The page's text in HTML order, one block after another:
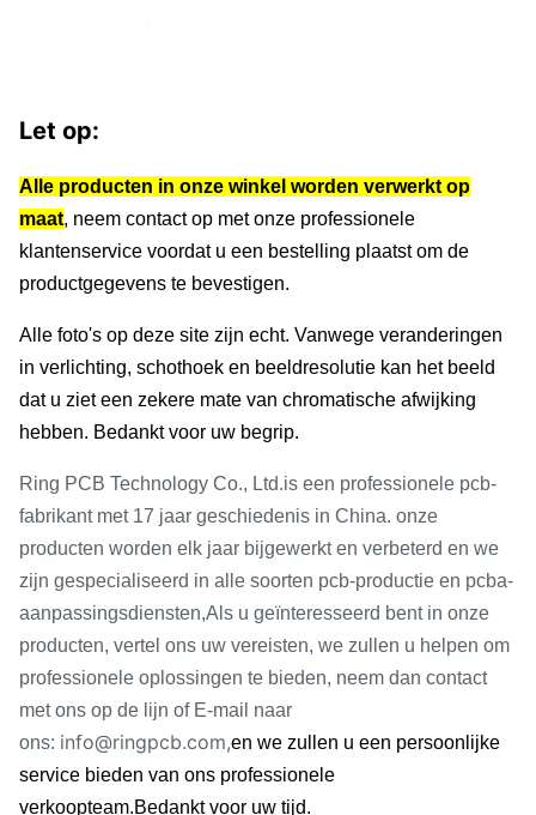
Let op:
Alle producten in onze winkel worden verwerkt op
maat, neem contact op met onze professionele
klantenservice voordat u een bestelling plaatst om de
productgegevens te bevestigen.
Alle foto's op deze site zijn echt. Vanwege veranderingen
in verlichting, schothoek en beeldresolutie kan het beeld
dat u ziet een zekere mate van chromatische afwijking
hebben. Bedankt voor uw begrip.
Ring PCB Technology Co., Ltd.is een professionele pcb-
fabrikant met 17 jaar geschiedenis in China. onze
producten worden elk jaar bijgewerkt en verbeterd en we
zijn gespecialiseerd in alle soorten pcb-productie en pcba-
aanpassingsdiensten,Als u geïnteresseerd bent in onze
producten, vertel ons uw vereisten, we zullen u helpen om
professionele oplossingen te bieden, neem dan contact
met ons op de lijn of E-mail naar
ons: info@ringpcb.com,en we zullen u een persoonlijke
service bieden van ons professionele
verkoopteam.Bedankt voor uw tijd.